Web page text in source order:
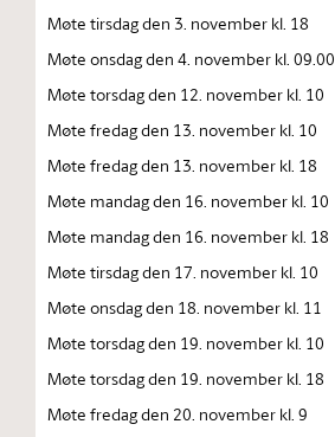
Møte tirsdag den 3. november kl. 18
Møte onsdag den 4. november kl. 09.00
Møte torsdag den 12. november kl. 10
Møte fredag den 13. november kl. 10
Møte fredag den 13. november kl. 18
Møte mandag den 16. november kl. 10
Møte mandag den 16. november kl. 18
Møte tirsdag den 17. november kl. 10
Møte onsdag den 18. november kl. 11
Møte torsdag den 19. november kl. 10
Møte torsdag den 19. november kl. 18
Møte fredag den 20. november kl. 9